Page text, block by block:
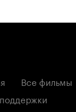
Все фильмы